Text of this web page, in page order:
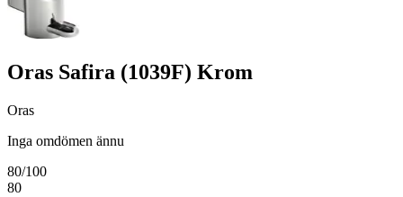
Oras Safira (1039F) Krom
Oras
Inga omdömen ännu
80/100
80